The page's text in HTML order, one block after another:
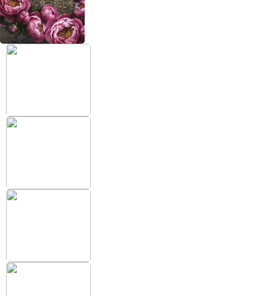
+38 (097) 151 87 57
Избранное